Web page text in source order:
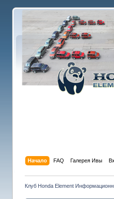
Начало FAQ Галерея Ивы
Клуб Honda Element